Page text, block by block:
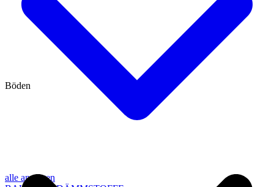
alle anzeigen
Böden